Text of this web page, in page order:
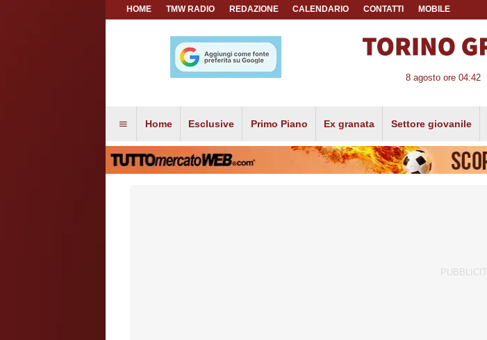
HOME TMW RADIO REDAZIONE CALENDARIO CONTATTI MOBILE
8 agosto ore 04:42
Home Esclusive Primo Piano Ex granata Settore giovanile